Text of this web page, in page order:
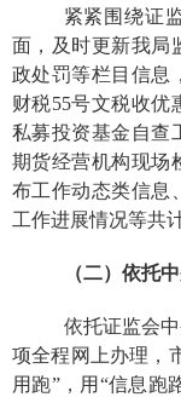
紧紧围绕证
面，及时更新我局
政处罚等栏目信息
财税55号文税收优
私募投资基金自查
期货经营机构现场
布工作动态类信息
工作进展情况等共计
（二）依托
依托证监会
项全程网上办理，
用跑”，用“信息跑